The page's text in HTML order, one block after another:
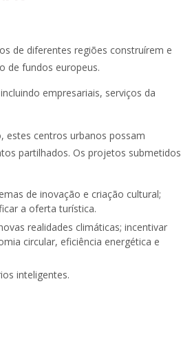
de diferentes regiões construírem e
de fundos europeus.
empresariais, serviços da
estes centros urbanos possam
partilhados. Os projetos submetidos
de inovação e criação cultural;
a oferta turística.
realidades climáticas; incentivar
circular, eficiência energética e
inteligentes.